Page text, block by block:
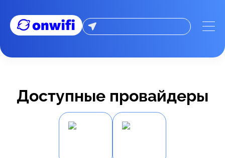
Доступные провайдеры